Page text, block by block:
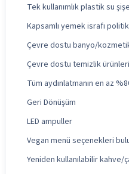
Tek kullanımlık plastik su
Kapsamlı yemek israfı
Çevre dostu banyo/
Çevre dostu temizlik
Tüm aydınlatmanın en az
Geri Dönüşüm
LED ampuller
Vegan menü seçenekleri
Yeniden kullanılabilir